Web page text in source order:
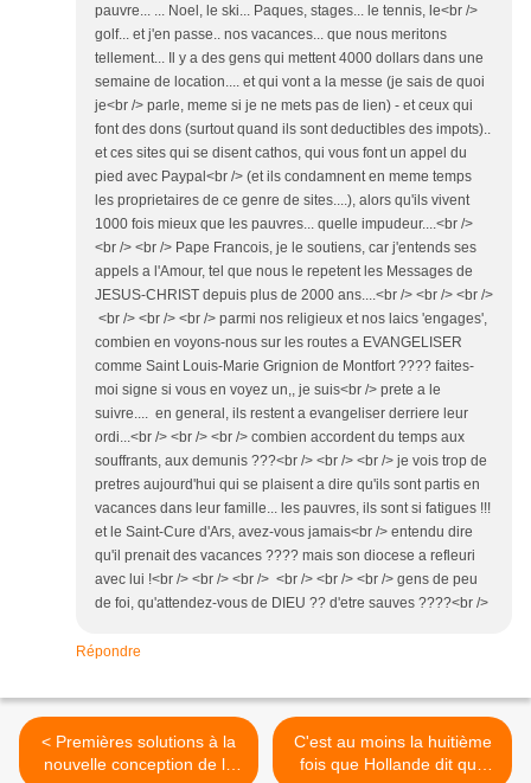
pauvre... ... Noel, le ski... Paques, stages... le tennis, le<br />
golf... et j'en passe.. nos vacances... que nous meritons
tellement... Il y a des gens qui mettent 4000 dollars dans une
semaine de location.... et qui vont a la messe (je sais de quoi
je<br /> parle, meme si je ne mets pas de lien) - et ceux qui
font des dons (surtout quand ils sont deductibles des impots)..
et ces sites qui se disent cathos, qui vous font un appel du
pied avec Paypal<br /> (et ils condamnent en meme temps
les proprietaires de ce genre de sites....), alors qu'ils vivent
1000 fois mieux que les pauvres... quelle impudeur....<br />
<br /> <br /> Pape Francois, je le soutiens, car j'entends ses
appels a l'Amour, tel que nous le repetent les Messages de
JESUS-CHRIST depuis plus de 2000 ans....<br /> <br /> <br />
<br /> <br /> <br /> parmi nos religieux et nos laics 'engages',
combien en voyons-nous sur les routes a EVANGELISER
comme Saint Louis-Marie Grignion de Montfort ???? faites-
moi signe si vous en voyez un,, je suis<br /> prete a le
suivre.... en general, ils restent a evangeliser derriere leur
ordi...<br /> <br /> <br /> combien accordent du temps aux
souffrants, aux demunis ???<br /> <br /> <br /> je vois trop de
pretres aujourd'hui qui se plaisent a dire qu'ils sont partis en
vacances dans leur famille... les pauvres, ils sont si fatigues !!!
et le Saint-Cure d'Ars, avez-vous jamais<br /> entendu dire
qu'il prenait des vacances ???? mais son diocese a refleuri
avec lui !<br /> <br /> <br /> <br /> <br /> <br /> gens de peu
de foi, qu'attendez-vous de DIEU ?? d'etre sauves ????<br />
Répondre
< Premières solutions à la
nouvelle conception de la
C'est au moins la huitième
fois que Hollande dit que